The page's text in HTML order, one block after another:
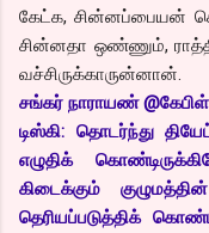
கேட்க, சின்னப்பையன்
சின்னதா ஒண்ணும்,
வச்சிருக்காருன்னான்.
சங்கர் நாராயண்
டிஸ்கி: தொடர்ந்து
எழுதிக்
கிடைக்கும்
தெரியப்படுத்திக்